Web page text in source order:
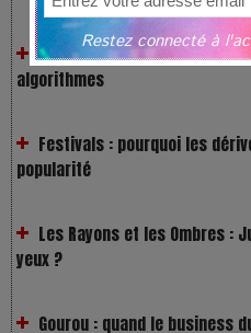
VivaTech 2026 : l’instant où
algorithmes
popularité
yeux ?
Restez connecté à